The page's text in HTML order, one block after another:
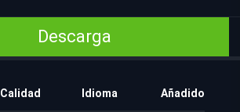
Descarga
Calidad Idioma Añadido